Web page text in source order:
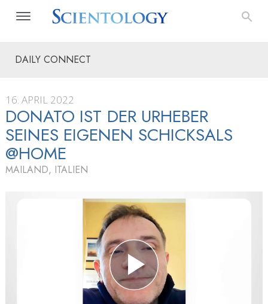
DAILY CONNECT
16. APRIL 2022
DONATO IST DER URHEBER
SEINES EIGENEN SCHICKSALS
@HOME
MAILAND, ITALIEN